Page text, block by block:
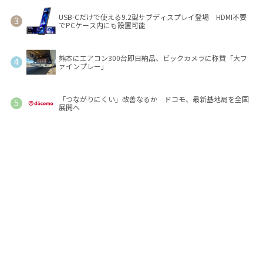
USB-Cだけで使える9.2型サブディスプレイ登場 HDMI不要
でPCケース内にも設置可能
熊本にエアコン300台即日納品、ビックカメラに称賛「大フ
ァインプレー」
「つながりにくい」改善なるか ドコモ、最新基地局を全国
展開へ